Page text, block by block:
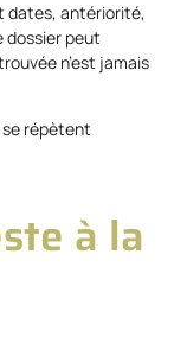
dates, antériorité,
dossier peut
n’est jamais
se répètent
à la